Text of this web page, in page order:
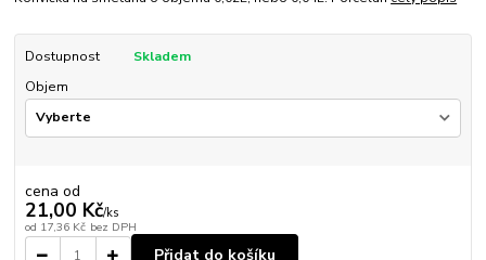
Dostupnost
Skladem
Objem
cena od
21,00 Kč/ks
od 17,36 Kč bez DPH
Přidat do košíku